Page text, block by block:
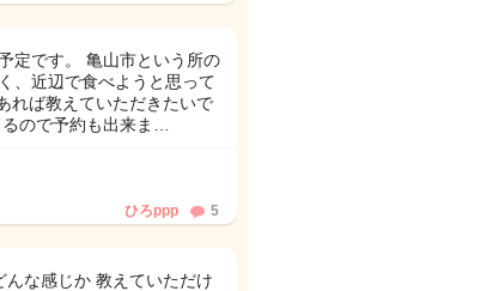
定です。 亀山市という所の
、近辺で食べようと思って
れば教えていただきたいで
ので予約も出来ま…
ひろppp 5
な感じか 教えていただけ